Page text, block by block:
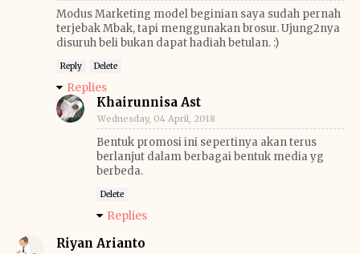
Modus Marketing model beginian saya sudah pernah
terjebak Mbak, tapi menggunakan brosur. Ujung2nya
disuruh beli bukan dapat hadiah betulan. :)
Reply Delete
Replies
Khairunnisa Ast
Wednesday, 04 April, 2018
Bentuk promosi ini sepertinya akan terus
berlanjut dalam berbagai bentuk media yg
berbeda.
Delete
Replies
Riyan Arianto